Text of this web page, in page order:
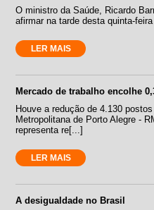
O ministro da Saúde, Ricardo
afirmar na tarde desta quinta-
LER MAIS
Mercado de trabalho encolhe
Houve a redução de 4.130
Metropolitana de Porto Alegre -
representa re[...]
LER MAIS
A desigualdade no Brasil